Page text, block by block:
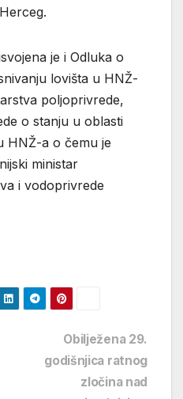
je i Odluka o
lovišta u HNŽ-
poljoprivrede,
o stanju u oblasti
HNŽ-a o čemu je
ministar
i vodoprivrede
Obilježena 29.
godišnjica ratnog
zločina nad